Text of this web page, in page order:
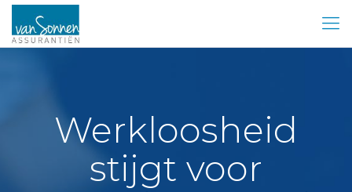
Werkloosheid
stijgt voor